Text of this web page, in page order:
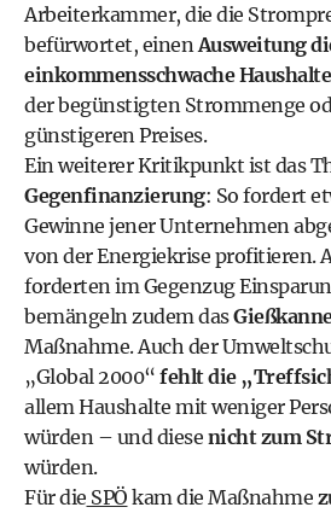
Arbeiterkammer, die die
befürwortet, einen Ausweitung
einkommensschwache Haushalte
der begünstigten Strommenge
günstigeren Preises.
Ein weiterer Kritikpunkt ist das
Gegenfinanzierung: So fordert
Gewinne jener Unternehmen
von der Energiekrise profitieren.
forderten im Gegenzug
bemängeln zudem das
Maßnahme. Auch der
„Global 2000“ fehlt die
allem Haushalte mit weniger
würden – und diese nicht zum
würden.
Für die SPÖ kam die Maßnahme